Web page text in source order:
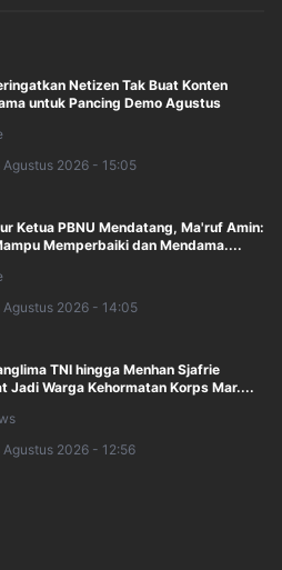
Netizen Tak Buat Konten
untuk Pancing Demo Agustus
Agustus 2026 - 15:05
Ketua PBNU Mendatang, Ma'ruf Amin:
Memperbaiki dan Mendama....
Agustus 2026 - 14:05
TNI hingga Menhan Sjafrie
Jadi Warga Kehormatan Korps Mar....
Agustus 2026 - 12:56